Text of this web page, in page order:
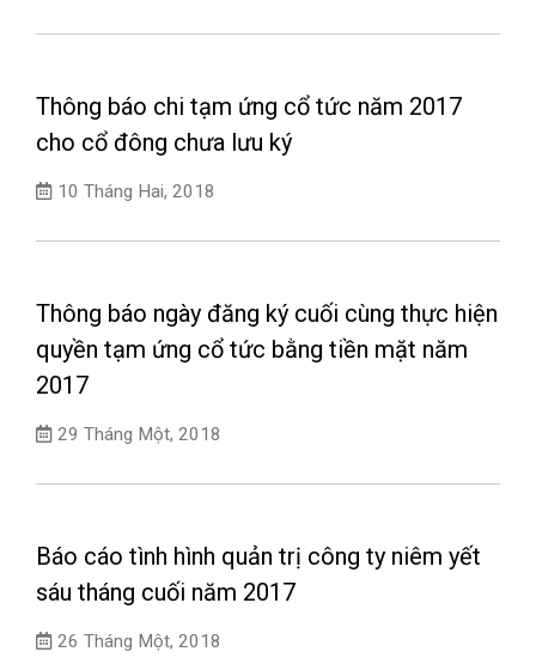
Thông báo chi tạm ứng cổ tức năm 2017
cho cổ đông chưa lưu ký
10 Tháng Hai, 2018
Thông báo ngày đăng ký cuối cùng thực hiện
quyền tạm ứng cổ tức bằng tiền mặt năm
2017
29 Tháng Một, 2018
Báo cáo tình hình quản trị công ty niêm yết
sáu tháng cuối năm 2017
26 Tháng Một, 2018